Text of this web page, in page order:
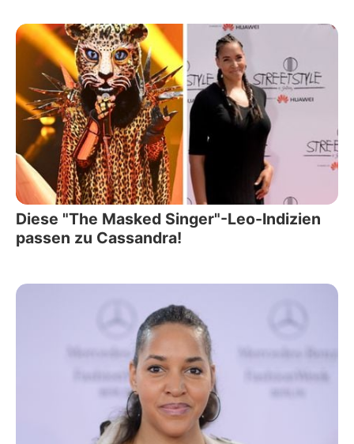
Diese "The Masked Singer"-Leo-Indizien
passen zu Cassandra!